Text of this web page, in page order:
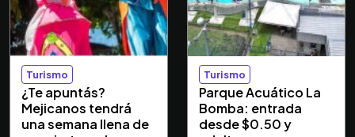
Turismo
¿Te apuntás?
Mejicanos tendrá
una semana llena de
Turismo
Parque Acuático La
Bomba: entrada
desde $0.50 y